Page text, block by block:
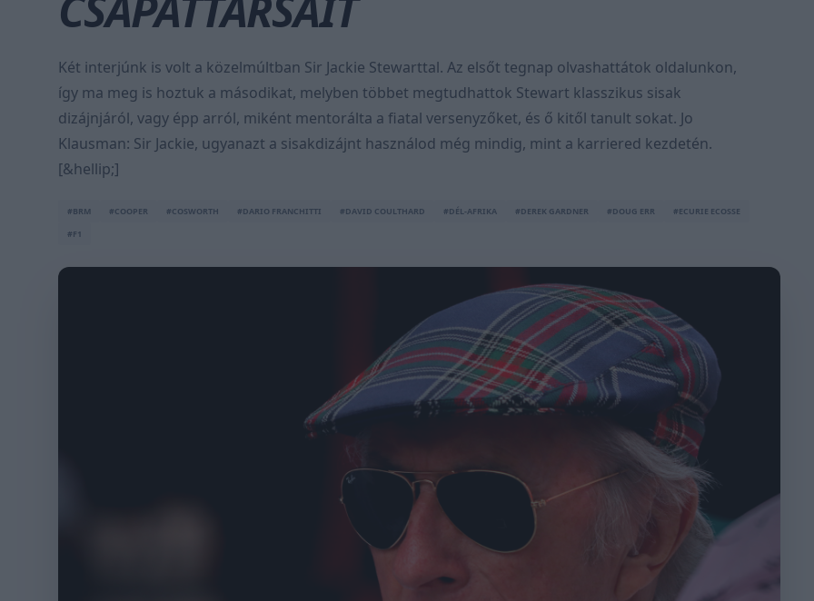
Két interjúnk is volt a közelmúltban Sir Jackie Stewarttal. Az elsőt tegnap olvashattátok oldalunkon,
így ma meg is hoztuk a másodikat, melyben többet megtudhattok Stewart klasszikus sisak
dizájnjáról, vagy épp arról, miként mentorálta a fiatal versenyzőket, és ő kitől tanult sokat. Jo
Klausman: Sir Jackie, ugyanazt a sisakdizájnt használod még mindig, mint a karriered kezdetén.
[&hellip;]
#BRM #COOPER #COSWORTH #DARIO FRANCHITTI #DAVID COULTHARD #DÉL-AFRIKA #DEREK GARDNER #DOUG ERR
#ECURIE ECOSSE
#F1